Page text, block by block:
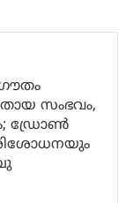
സംഭവം,
ഡ്രോണ്‍